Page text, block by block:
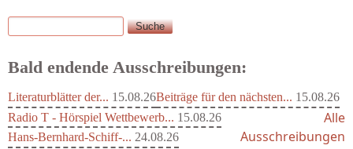
Suchformular
Suche
Bald endende Ausschreibungen:
Literaturblätter der... 15.08.26Beiträge für den nächsten... 15.08.26
Radio T - Hörspiel Wettbewerb... 15.08.26
Hans-Bernhard-Schiff-... 24.08.26
Alle
Ausschreibungen